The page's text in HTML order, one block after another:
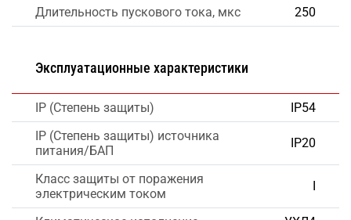
Длительность пускового тока, мкс
250
Эксплуатационные характеристики
IP (Степень защиты)
IP54
IP (Степень защиты) источника
питания/БАП
IP20
Класс защиты от поражения
электрическим током